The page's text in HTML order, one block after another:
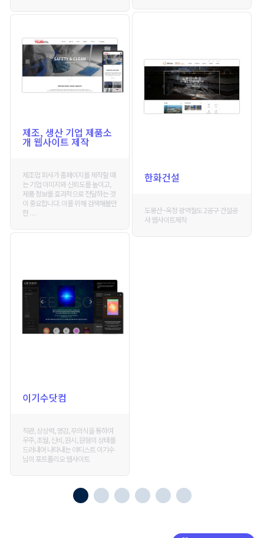
한화건설
도봉산~옥정 광역철도 2공구 건설공
사 웹사이트제작
제조, 생산 기업 제품소
개 웹사이트 제작
제조업 회사가 홈페이지를 제작할 때
는 기업 이미지와 신뢰도를 높이고,
제품 정보를 효과적으로 전달하는 것
이 중요합니다. 이를 위해 검색해볼만
한 . . .
이기수닷컴
직관, 상상력, 영감, 무의식을 통하여
우주, 초월, 신비, 원시, 원형의 상태를
드러내어 나타내는 아티스트 이기수
님의 포트폴리오 웹사이트
END